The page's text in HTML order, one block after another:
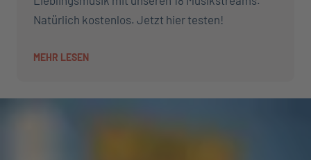
Natürlich kostenlos. Jetzt hier testen!
MEHR LESEN